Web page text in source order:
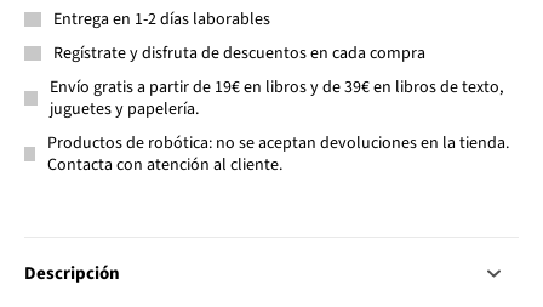
Entrega en 1-2 días laborables
Regístrate y disfruta de descuentos en cada compra
Envío gratis a partir de 19€ en libros y de 39€ en libros de texto,
juguetes y papelería.
Productos de robótica: no se aceptan devoluciones en la tienda.
Contacta con atención al cliente.
Descripción